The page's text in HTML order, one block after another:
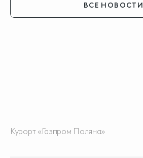
ВСЕ НОВОСТИ
Курорт «Газпром Поляна»